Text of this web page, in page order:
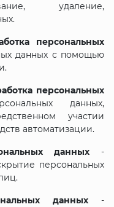
удаление,
персональных
данных с помощью
персональных
данных,
участии
автоматизации.
данных -
персональных
данных -